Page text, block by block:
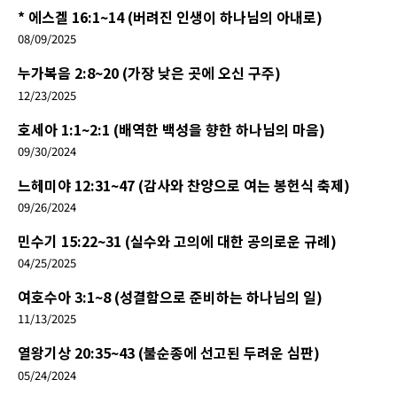
* 에스겔 16:1~14 (버려진 인생이 하나님의 아내로)
08/09/2025
누가복음 2:8~20 (가장 낮은 곳에 오신 구주)
12/23/2025
호세아 1:1~2:1 (배역한 백성을 향한 하나님의 마음)
09/30/2024
느헤미야 12:31~47 (감사와 찬양으로 여는 봉헌식 축제)
09/26/2024
민수기 15:22~31 (실수와 고의에 대한 공의로운 규례)
04/25/2025
여호수아 3:1~8 (성결함으로 준비하는 하나님의 일)
11/13/2025
열왕기상 20:35~43 (불순종에 선고된 두려운 심판)
05/24/2024